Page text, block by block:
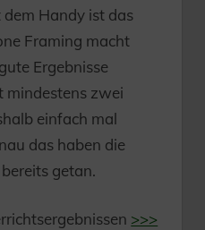
Handy ist das
Framing macht
Ergebnisse
mindestens zwei
einfach mal
das haben die
getan.
>>>